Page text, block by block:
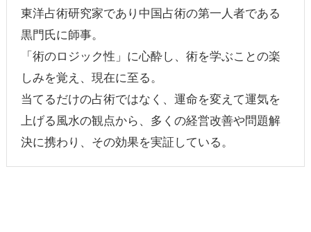
東洋占術研究家であり中国占術の第一人者である
黒門氏に師事。
「術のロジック性」に心酔し、術を学ぶことの楽
しみを覚え、現在に至る。
当てるだけの占術ではなく、運命を変えて運気を
上げる風水の観点から、多くの経営改善や問題解
決に携わり、その効果を実証している。